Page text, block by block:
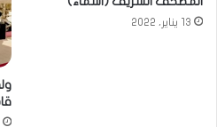
13 يناير، 2022